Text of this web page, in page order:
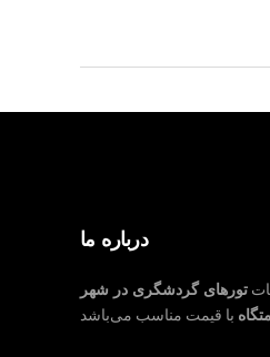
درباره ما
تورهای گردشگری در شهر